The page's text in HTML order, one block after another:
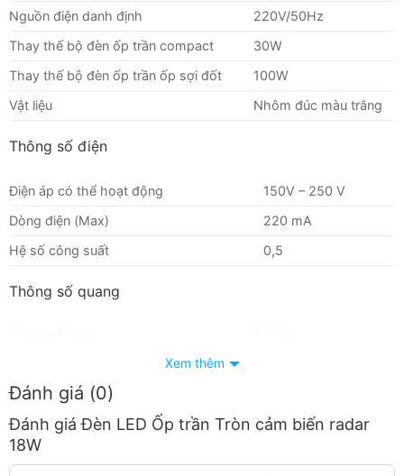
Nguồn điện danh định
220V/50Hz
Thay thế bộ đèn ốp trần compact
30W
Thay thế bộ đèn ốp trần ốp sợi đốt
100W
Vật liệu
Nhôm đúc màu trắng
Thông số điện
Điện áp có thể hoạt động
150V – 250 V
Dòng điện (Max)
220 mA
Hệ số công suất
0,5
Thông số quang
Nhiệt độ màu ánh sáng
Hệ số trả màu (CRI)
80
Tuổi thọ
Xem thêm
Đánh giá (0)
Đánh giá Đèn LED Ốp trần Tròn cảm biến radar
18W